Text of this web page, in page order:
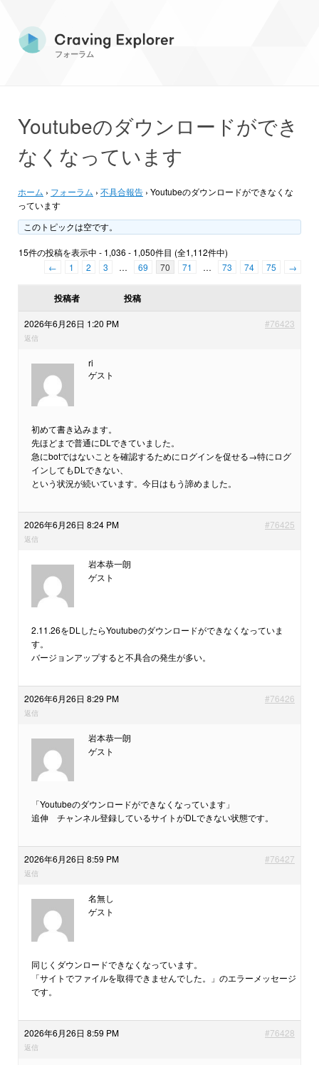
フォーラム
Youtubeのダウンロードができ
なくなっています
ホーム › フォーラム › 不具合報告 › Youtubeのダウンロードができなくな
っています
このトピックは空です。
15件の投稿を表示中 - 1,036 - 1,050件目 (全1,112件中)
←
1 2 3 … 69 70 71 … 73 74 75 →
投稿者 投稿
2026年6月26日 1:20 PM #76423
返信
ri
ゲスト
初めて書き込みます。
先ほどまで普通にDLできていました。
急にbotではないことを確認するためにログインを促せる→特にログ
インしてもDLできない、
という状況が続いています。今日はもう諦めました。
2026年6月26日 8:24 PM #76425
返信
岩本恭一朗
ゲスト
2.11.26をDLしたらYoutubeのダウンロードができなくなっていま
す。
バージョンアップすると不具合の発生が多い。
2026年6月26日 8:29 PM #76426
返信
岩本恭一朗
ゲスト
「Youtubeのダウンロードができなくなっています」
追伸 チャンネル登録しているサイトがDLできない状態です。
2026年6月26日 8:59 PM #76427
返信
名無し
ゲスト
同じくダウンロードできなくなっています。
「サイトでファイルを取得できませんでした。」のエラーメッセージ
です。
2026年6月26日 8:59 PM #76428
返信